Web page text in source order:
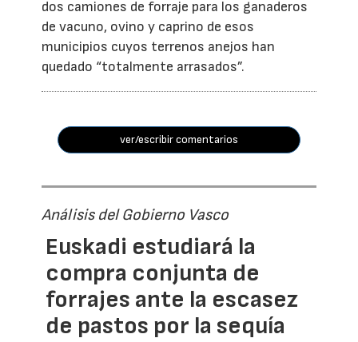
dos camiones de forraje para los ganaderos
de vacuno, ovino y caprino de esos
municipios cuyos terrenos anejos han
quedado “totalmente arrasados”.
ver/escribir comentarios
Análisis del Gobierno Vasco
Euskadi estudiará la
compra conjunta de
forrajes ante la escasez
de pastos por la sequía